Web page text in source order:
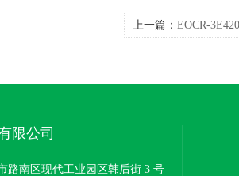
上一篇： EOCR-
限公司
路南区现代工业园区韩后街 3 号